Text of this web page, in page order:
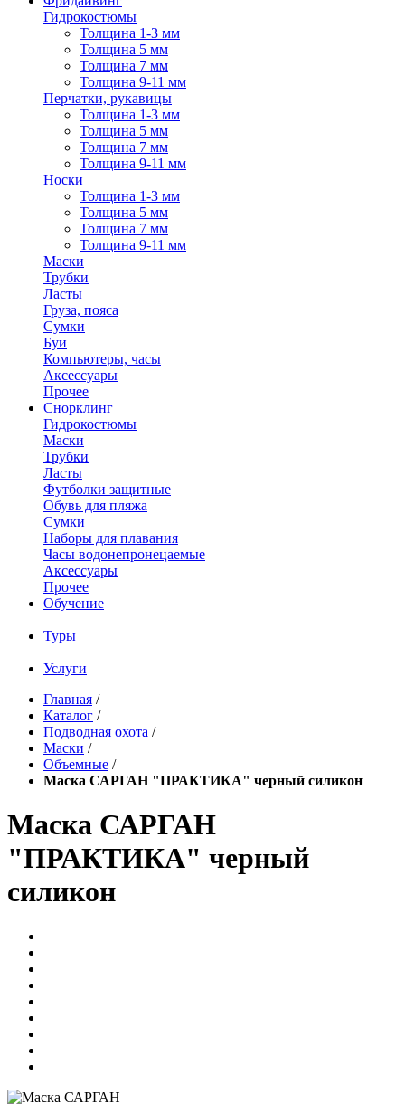
Гидрокостюмы
Толщина 1-3 мм
Толщина 5 мм
Толщина 7 мм
Толщина 9-11 мм
Перчатки, рукавицы
Толщина 1-3 мм
Толщина 5 мм
Толщина 7 мм
Толщина 9-11 мм
Носки
Толщина 1-3 мм
Толщина 5 мм
Толщина 7 мм
Толщина 9-11 мм
Маски
Трубки
Ласты
Груза, пояса
Сумки
Буи
Компьютеры, часы
Аксессуары
Прочее
Снорклинг
Гидрокостюмы
Маски
Трубки
Ласты
Футболки защитные
Обувь для пляжа
Сумки
Наборы для плавания
Часы водонепронецаемые
Аксессуары
Прочее
Обучение
Туры
Услуги
Главная /
Каталог /
Подводная охота /
Маски /
Объемные /
Маска САРГАН "ПРАКТИКА" черный силикон
Маска САРГАН
"ПРАКТИКА" черный
силикон